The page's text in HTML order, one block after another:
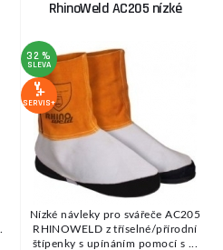
RhinoWeld AC205 nízké
32 %
SLEVA
SERVIS+
Nízké návleky pro svářeče AC205
RHINOWELD z tříselné/přírodní
štípenky s upínáním pomocí s ...